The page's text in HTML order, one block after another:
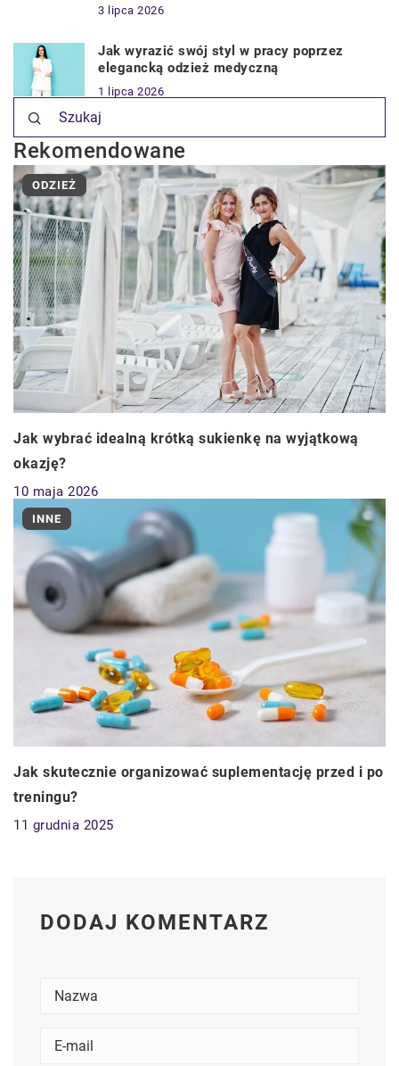
3 lipca 2026
Jak wyrazić swój styl w pracy poprzez
elegancką odzież medyczną
1 lipca 2026
Rekomendowane
ODZIEŻ
Jak wybrać idealną krótką sukienkę na wyjątkową
okazję?
10 maja 2026
INNE
Jak skutecznie organizować suplementację przed i po
treningu?
11 grudnia 2025
DODAJ KOMENTARZ